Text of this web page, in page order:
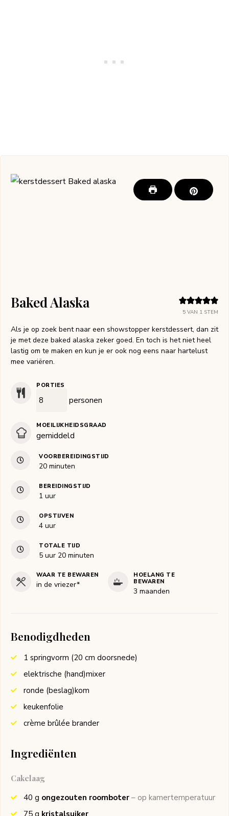
5 VAN 1 STEM
Baked Alaska
Als je op zoek bent naar een showstopper kerstdessert, dan zit
je met deze baked alaska zeker goed. En toch is het niet heel
lastig om te maken en kun je er ook nog eens naar hartelust
mee variëren.
PORTIES
personen
MOEILIJKHEIDSGRAAD
gemiddeld
VOORBEREIDINGSTIJD
20minuten
minuten
BEREIDINGSTIJD
1 uur
uur
OPSTIJVEN
4uur
uur
TOTALE TIJD
5uur
uur 20minuten
minuten
WAAR TE BEWAREN
in de vriezer*
HOELANG TE
BEWAREN
3 maanden
Benodigdheden
1 springvorm (20 cm doorsnede)
elektrische (hand)mixer
ronde (beslag)kom
keukenfolie
crème brûlée brander
Ingrediënten
Cakelaag
40 g ongezouten roomboter – op kamertemperatuur